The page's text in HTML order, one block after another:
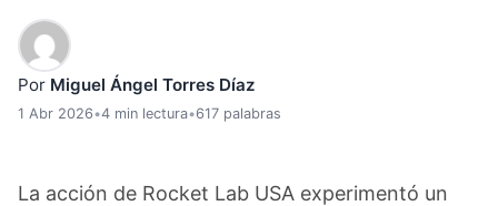
Por Miguel Ángel Torres Díaz
1 Abr 2026•4 min lectura•617 palabras
La acción de Rocket Lab USA experimentó un